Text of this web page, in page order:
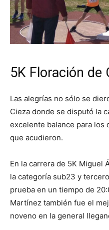
5K Floración de
Las alegrías no sólo se
Cieza donde se disputó la
excelente balance para los
que acudieron.
En la carrera de 5K Miguel
la categoría sub23 y
prueba en un tiempo de
Martínez también fue el
noveno en la general